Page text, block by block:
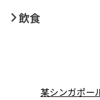
飲食
某シンガポー